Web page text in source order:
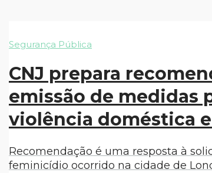
Segurança Pública
CNJ prepara
emissão de medidas
violência doméstica
Recomendação é uma resposta à
feminicídio ocorrido na cidade de